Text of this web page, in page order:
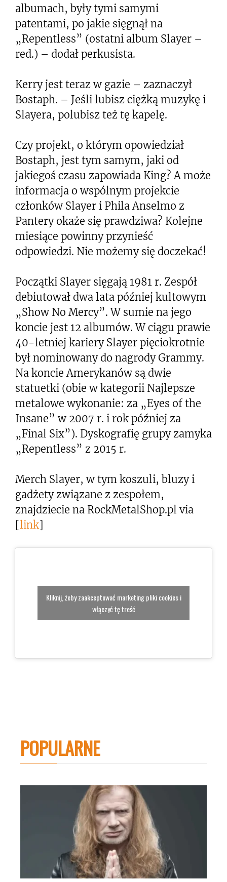
albumach, były tymi samymi
patentami, po jakie sięgnął na
„Repentless” (ostatni album Slayer –
red.) – dodał perkusista.
Kerry jest teraz w gazie – zaznaczył
Bostaph. – Jeśli lubisz ciężką muzykę i
Slayera, polubisz też tę kapelę.
Czy projekt, o którym opowiedział
Bostaph, jest tym samym, jaki od
jakiegoś czasu zapowiada King? A może
informacja o wspólnym projekcie
członków Slayer i Phila Anselmo z
Pantery okaże się prawdziwa? Kolejne
miesiące powinny przynieść
odpowiedzi. Nie możemy się doczekać!
Początki Slayer sięgają 1981 r. Zespół
debiutował dwa lata później kultowym
„Show No Mercy”. W sumie na jego
koncie jest 12 albumów. W ciągu prawie
40-letniej kariery Slayer pięciokrotnie
był nominowany do nagrody Grammy.
Na koncie Amerykanów są dwie
statuetki (obie w kategorii Najlepsze
metalowe wykonanie: za „Eyes of the
Insane” w 2007 r. i rok później za
„Final Six”). Dyskografię grupy zamyka
„Repentless” z 2015 r.
Merch Slayer, w tym koszuli, bluzy i
gadżety związane z zespołem,
znajdziecie na RockMetalShop.pl via
[link]
Kliknij, żeby zaakceptować marketing pliki cookies i
włączyć tę treść
POPULARNE